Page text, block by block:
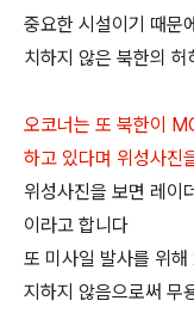
중요한 시설이기 때문
치하지 않은 북한의
오코너는 또 북한이
하고 있다며 위성사진
위성사진을 보면 레이
이라고 합니다
또 미사일 발사를 위
지하지 않음으로써 무